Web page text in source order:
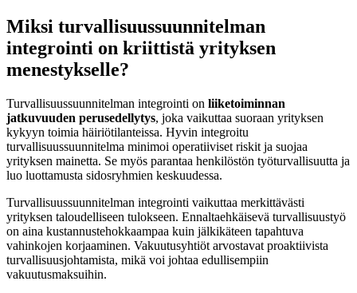
Miksi turvallisuussuunnitelman
integrointi on kriittistä yrityksen
menestykselle?
Turvallisuussuunnitelman integrointi on liiketoiminnan
jatkuvuuden perusedellytys, joka vaikuttaa suoraan yrityksen
kykyyn toimia häiriötilanteissa. Hyvin integroitu
turvallisuussuunnitelma minimoi operatiiviset riskit ja suojaa
yrityksen mainetta. Se myös parantaa henkilöstön työturvallisuutta ja
luo luottamusta sidosryhmien keskuudessa.
Turvallisuussuunnitelman integrointi vaikuttaa merkittävästi
yrityksen taloudelliseen tulokseen. Ennaltaehkäisevä turvallisuustyö
on aina kustannustehokkaampaa kuin jälkikäteen tapahtuva
vahinkojen korjaaminen. Vakuutusyhtiöt arvostavat proaktiivista
turvallisuusjohtamista, mikä voi johtaa edullisempiin
vakuutusmaksuihin.